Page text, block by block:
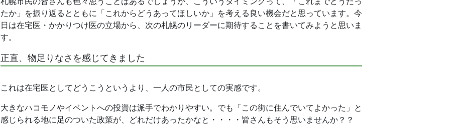
たか」を振り返るとともに「これからどうあってほしいか」を考える良い機会だと思っています。今
日は在宅医・かかりつけ医の立場から、次の札幌のリーダーに期待することを書いてみようと思いま
す。
正直、物足りなさを感じてきました
これは在宅医としてどうこうというより、一人の市民としての実感です。
大きなハコモノやイベントへの投資は派手でわかりやすい。でも「この街に住んでいてよかった」と
感じられる地に足のついた政策が、どれだけあったかなと・・・・皆さんもそう思いませんか？？